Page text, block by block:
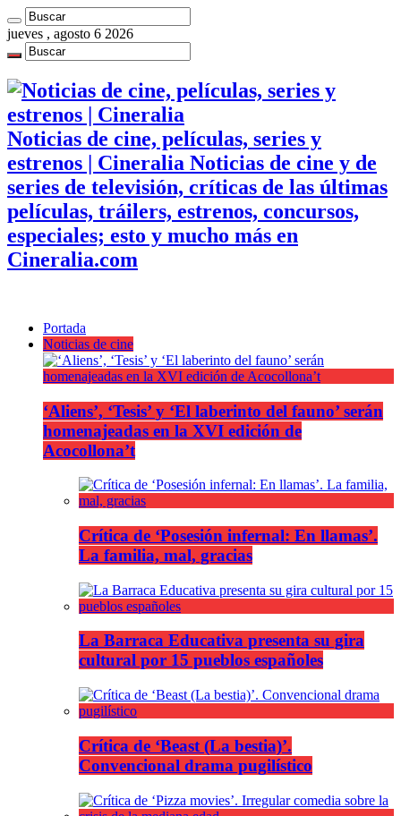
jueves , agosto 6 2026
Noticias de cine, películas, series y
estrenos | Cineralia Noticias de cine y de
series de televisión, críticas de las últimas
películas, tráilers, estrenos, concursos,
especiales; esto y mucho más en
Cineralia.com
Portada
Noticias de cine
‘Aliens’, ‘Tesis’ y ‘El laberinto del fauno’ serán
homenajeadas en la XVI edición de
Acocollona’t
Crítica de ‘Posesión infernal: En llamas’.
La familia, mal, gracias
La Barraca Educativa presenta su gira
cultural por 15 pueblos españoles
Crítica de ‘Beast (La bestia)’.
Convencional drama pugilístico